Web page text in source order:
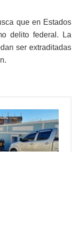
que en Estados
delito federal. La
ser extraditadas